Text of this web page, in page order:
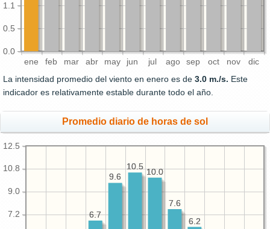
ene feb mar abr may jun jul ago sep oct nov dic
0.0
0.5
1.1
La intensidad promedio del viento en enero es de 3.0 m./s. Este
indicador es relativamente estable durante todo el año.
Promedio diario de horas de sol
7.2
9.0
10.8
12.5
6.2
7.6
10.0
10.5
9.6
6.7
6.2
7.6
10.0
10.5
9.6
6.7